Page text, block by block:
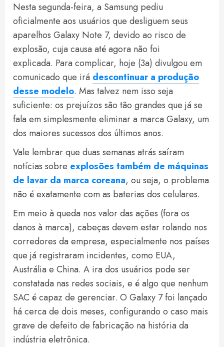
Nesta segunda-feira, a Samsung pediu
oficialmente aos usuários que desliguem seus
aparelhos Galaxy Note 7, devido ao risco de
explosão, cuja causa até agora não foi
explicada. Para complicar, hoje (3a) divulgou em
comunicado que irá descontinuar a produção
desse modelo. Mas talvez nem isso seja
suficiente: os prejuízos são tão grandes que já se
fala em simplesmente eliminar a marca Galaxy, um
dos maiores sucessos dos últimos anos.
Vale lembrar que duas semanas atrás saíram
notícias sobre explosões também de máquinas
de lavar da marca coreana, ou seja, o problema
não é exatamente com as baterias dos celulares.
Em meio à queda nos valor das ações (fora os
danos à marca), cabeças devem estar rolando nos
corredores da empresa, especialmente nos países
que já registraram incidentes, como EUA,
Austrália e China. A ira dos usuários pode ser
constatada nas redes sociais, e é algo que nenhum
SAC é capaz de gerenciar. O Galaxy 7 foi lançado
há cerca de dois meses, configurando o caso mais
grave de defeito de fabricação na história da
indústria eletrônica.